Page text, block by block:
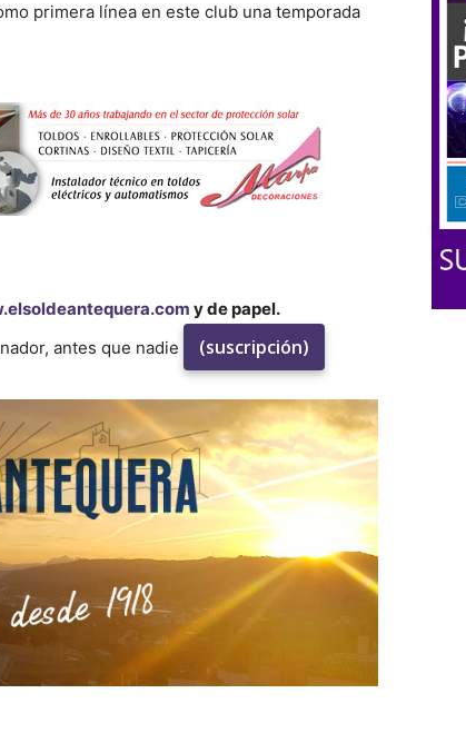
primera línea en este club una temporada
y de papel.
antes que nadie
(suscripción)